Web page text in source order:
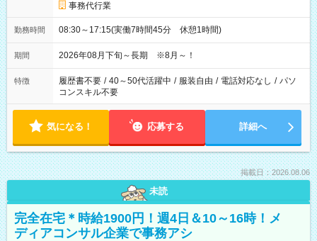
事務代行業
勤務時間 08:30～17:15(実働7時間45分 休憩1時間)
期間 2026年08月下旬～長期 ※8月～！
特徴 履歴書不要 / 40～50代活躍中 / 服装自由 / 電話対応なし / パソ
コンスキル不要
気になる！ 応募する 詳細へ
掲載日：2026.08.06
未読
完全在宅＊時給1900円！週4日＆10～16時！メ
ディアコンサル企業で事務アシ